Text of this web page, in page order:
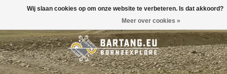
ToggleWij slaan cookies op om onze website te verbeteren. Is dat akkoord?
Meer over cookies »